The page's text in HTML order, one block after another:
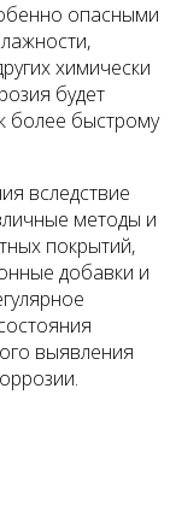
опасными
химически
будет
более быстрому
вследствие
методы и
покрытий,
добавки и
выявления